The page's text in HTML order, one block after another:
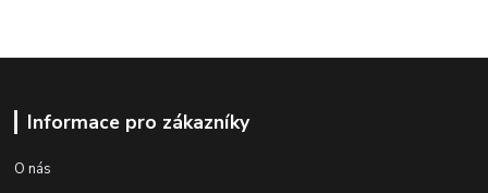
Informace pro zákazníky
O nás